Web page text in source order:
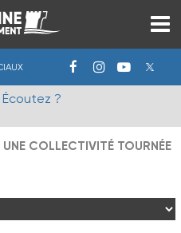
?
COLLECTIVITÉ TOURNÉE